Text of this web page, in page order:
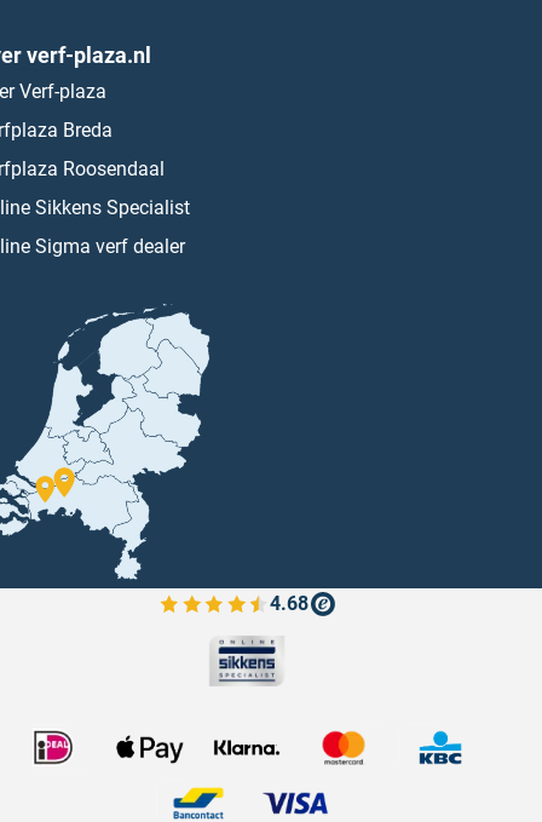
verf-plaza.nl
Verf-plaza
Breda
Roosendaal
Sikkens Specialist
Sigma verf dealer
4.68
Bekijk de verfplaza beoordelingen